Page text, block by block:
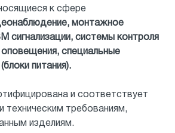
к сфере
монтажное
сигнализации, системы контроля
специальные
питания).
и соответствует
техническим требованиям,
изделиям.